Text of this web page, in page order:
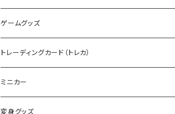
カタログ
TOMIX (N)
制御機器
その他
デカール
その他のロボット
その他のキャラクター
RCパーツ
ゲームグッズ
トレーディングカード（トレカ）
ミニカー
変身グッズ